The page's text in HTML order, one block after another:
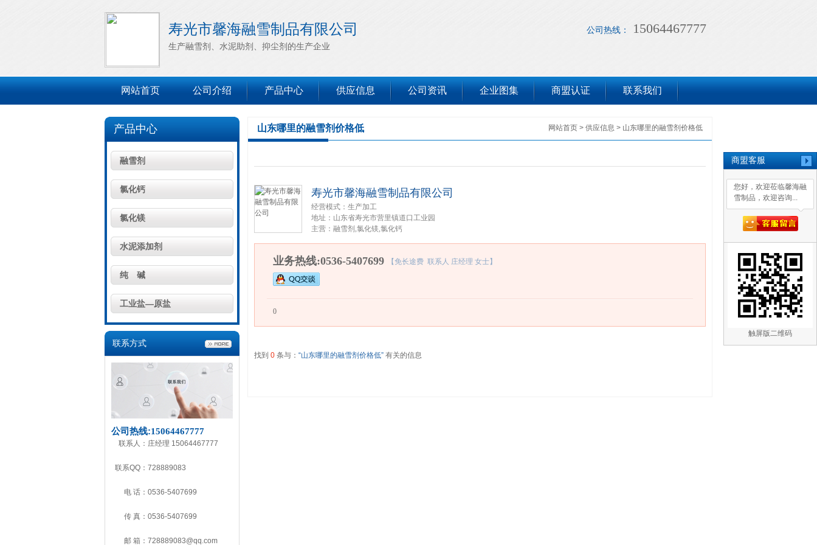
商盟客服
您好，欢迎莅临馨海融
雪制品，欢迎咨询...
触屏版二维码
公司热线： 15064467777
寿光市馨海融雪制品有限公司
生产融雪剂、水泥助剂、抑尘剂的生产企业
网站首页 公司介绍 产品中心 供应信息 公司资讯 企业图集 商盟认证 联系我们
产品中心
融雪剂
氯化钙
氯化镁
水泥添加剂
纯 碱
工业盐—原盐
联系方式
公司热线:15064467777
联系人： 庄经理 15064467777
联系QQ： 728889083
电 话： 0536-5407699
传 真： 0536-5407699
邮 箱： 728889083@qq.com
网站首页 > 供应信息 > 山东哪里的融雪剂价格低
山东哪里的融雪剂价格低
寿光市馨海融雪制品有限公司
经营模式： 生产加工
地址： 山东省寿光市营里镇道口工业园
主营： 融雪剂,氯化镁,氯化钙
业务热线:0536-5407699 【免长途费 联系人 庄经理 女士】
0
找到 0 条与： “山东哪里的融雪剂价格低” 有关的信息